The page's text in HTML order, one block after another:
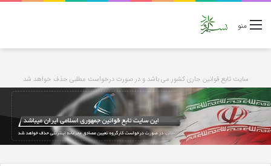
منو
سایت تابع قوانین جاری کشور می باشد و در صورت درخواست مطلبی حذف خواهد شد